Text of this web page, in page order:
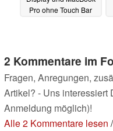
Pro ohne Touch Bar
2 Kommentare im
Fragen, Anregungen,
Artikel? - Uns interessiert
Anmeldung möglich)!
Alle 2 Kommentare lesen /